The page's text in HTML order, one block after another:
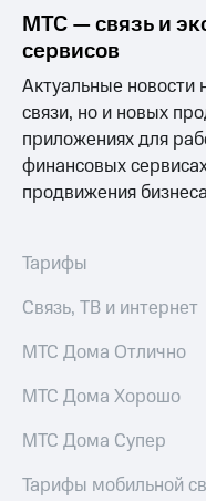
акций
Дивиденды
облигаций
Описание
Уведомление
о
Регистратор
Реквизиты
Контакты
развитие
этика
На главную
МТС — связь и
сервисов
Актуальные новости
связи, но и новых
приложениях для
финансовых
продвижения
Тарифы
Связь, ТВ и интернет
МТС Дома Отлично
МТС Дома Хорошо
МТС Дома Супер
Тарифы мобильной